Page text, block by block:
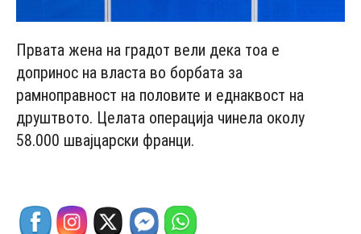
Првата жена на градот вели дека тоа е
допринос на власта во борбата за
рамноправност на половите и еднаквост на
друштвото. Целата операција чинела околу
58.000 швајцарски франци.